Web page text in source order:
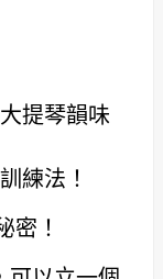
提琴韻味
練法！
密！